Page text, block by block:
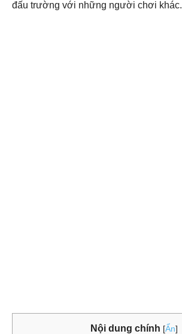
đấu trường với những người chơi khác.
Nội dung chính [Ẩn]